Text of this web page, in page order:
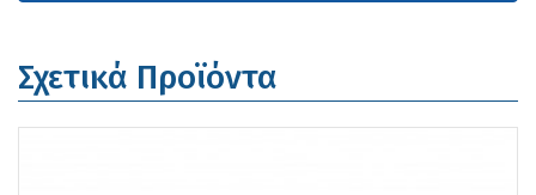
Σχετικά Προϊόντα